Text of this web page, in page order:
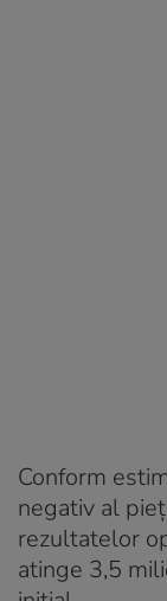
Conform
negativ al
rezultatelor
atinge 3,5